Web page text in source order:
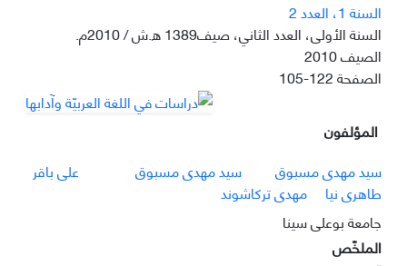
السنة 1، العدد 2
السنة الأولى، العدد الثاني، صيف1389 ه.ش / 2010م.
الصيف 2010
الصفحة105-122
المؤلفون
سید مهدی مسبوق
سید مهدی مسبوق
علی باقر
طاهری نیا
مهدی ترکاشوند
جامعة بوعلی سینا
الملخّص